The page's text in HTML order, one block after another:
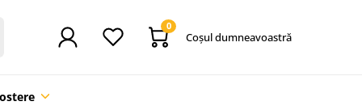
0
Coşul dumneavoastră